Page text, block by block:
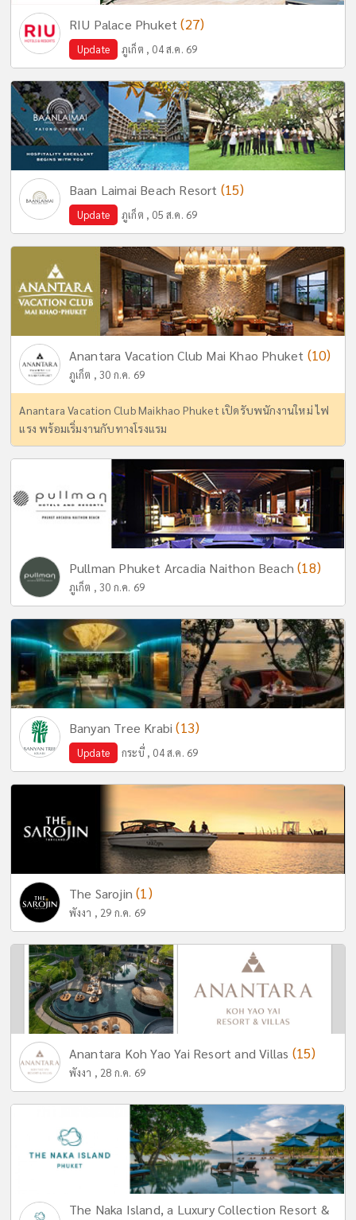
RIU Palace Phuket(27)
Update ภูเก็ต , 04 ส.ค. 69
Baan Laimai Beach Resort (15)
Update ภูเก็ต , 05 ส.ค. 69
Anantara Vacation Club Mai Khao Phuket (10)
ภูเก็ต , 30 ก.ค. 69
Anantara Vacation Club Maikhao Phuket เปิดรับพนักงานใหม่ ไฟ
แรง พร้อมเริ่มงานกับทางโรงแรม
Pullman Phuket Arcadia Naithon Beach(18)
ภูเก็ต , 30 ก.ค. 69
Banyan Tree Krabi(13)
Update กระบี่ , 04 ส.ค. 69
The Sarojin(1)
พังงา , 29 ก.ค. 69
Anantara Koh Yao Yai Resort and Villas (15)
พังงา , 28 ก.ค. 69
The Naka Island, a Luxury Collection Resort &